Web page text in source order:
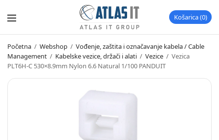
Košarica 0
Početna / Webshop / Vođenje, zaštita i označavanje kabela / Cable
Management / Kabelske vezice, držači i alati / Vezice / Vezica
PLT6H-C 530×8.9mm Nylon 6.6 Natural 1/100 PANDUIT